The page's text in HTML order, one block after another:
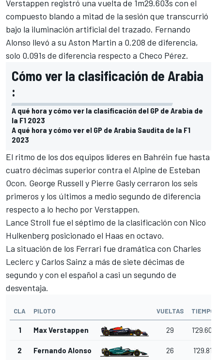
Verstappen registró una vuelta de 1m29.603s con el
compuesto blando a mitad de la sesión que transcurrió
bajo la iluminación artificial del trazado. Fernando
Alonso llevó a su Aston Martin a 0.208 de diferencia,
solo 0.091s de diferencia respecto a Checo Pérez.
Cómo ver la clasificación de Arabia
:
A qué hora y cómo ver la clasificación del GP de Arabia de
la F1 2023
A qué hora y cómo ver el GP de Arabia Saudita de la F1
2023
El ritmo de los dos equipos líderes en Bahréin fue hasta
cuatro décimas superior contra el Alpine de Esteban
Ocon. George Russell y Pierre Gasly cerraron los seis
primeros y los últimos a medio segundo de diferencia
respecto a lo hecho por Verstappen.
Lance Stroll fue el séptimo de la clasificación con Nico
Hulkenberg posicionado el Haas en octavo.
La situación de los Ferrari fue dramática con Charles
Leclerc y Carlos Sainz a más de siete décimas de
segundo y con el español a casi un segundo de
desventaja.
CLA PILOTO VUELTAS TIEMPO
1 Max Verstappen 29 1'29.603
2 Fernando Alonso 26 1'29.811